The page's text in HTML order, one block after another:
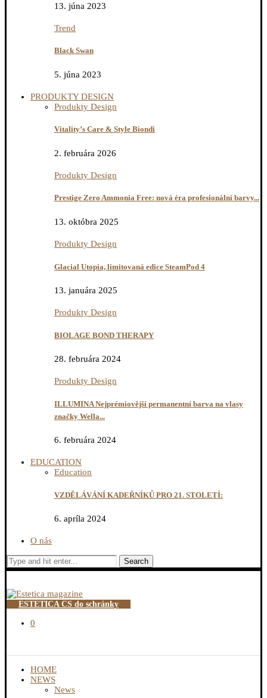
13. júna 2023
Trend
Black Swan
5. júna 2023
PRODUKTY DESIGN
Produkty Design
Vitality’s Care & Style Biondi
2. februára 2026
Produkty Design
Prestige Zero Ammonia Free: nová éra profesionální barvy...
13. októbra 2025
Produkty Design
Glacial Utopia, limitovaná edice SteamPod 4
13. januára 2025
Produkty Design
BIOLAGE BOND THERAPY
28. februára 2024
Produkty Design
ILLUMINA Nejprémiovější permanentní barva na vlasy
značky Wella...
6. februára 2024
EDUCATION
Education
VZDĚLÁVÁNÍ KADEŘNÍKŮ PRO 21. STOLETÍ:
6. apríla 2024
O nás
Search
ESTETICA CS do schránky
0
HOME
NEWS
News